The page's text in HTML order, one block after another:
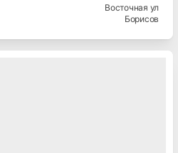
Восточная ул
Борисов